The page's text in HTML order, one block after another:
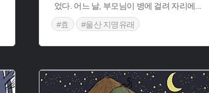
었다. 어느 날, 부모님이 병에 걸려 자리에
#효
#울산 지명유래